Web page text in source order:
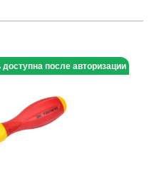
после авторизации